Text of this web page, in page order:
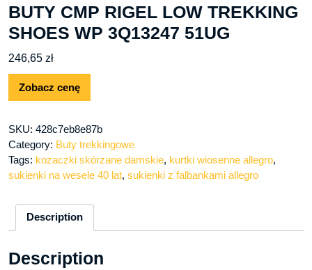
BUTY CMP RIGEL LOW TREKKING
SHOES WP 3Q13247 51UG
246,65 zł
Zobacz cenę
SKU: 428c7eb8e87b
Category: Buty trekkingowe
Tags: kozaczki skórzane damskie, kurtki wiosenne allegro,
sukienki na wesele 40 lat, sukienki z falbankami allegro
Description
Description